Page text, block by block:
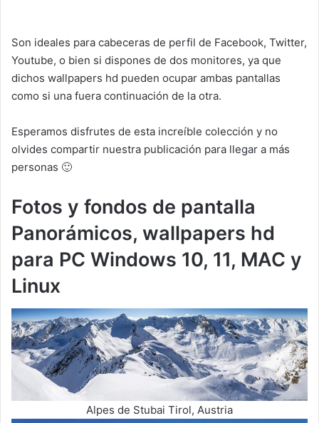
Son ideales para cabeceras de perfil de Facebook, Twitter,
Youtube, o bien si dispones de dos monitores, ya que
dichos wallpapers hd pueden ocupar ambas pantallas
como si una fuera continuación de la otra.
Esperamos disfrutes de esta increíble colección y no
olvides compartir nuestra publicación para llegar a más
personas 🙂
Fotos y fondos de pantalla
Panorámicos, wallpapers hd
para PC Windows 10, 11, MAC y
Linux
Alpes de Stubai Tirol, Austria